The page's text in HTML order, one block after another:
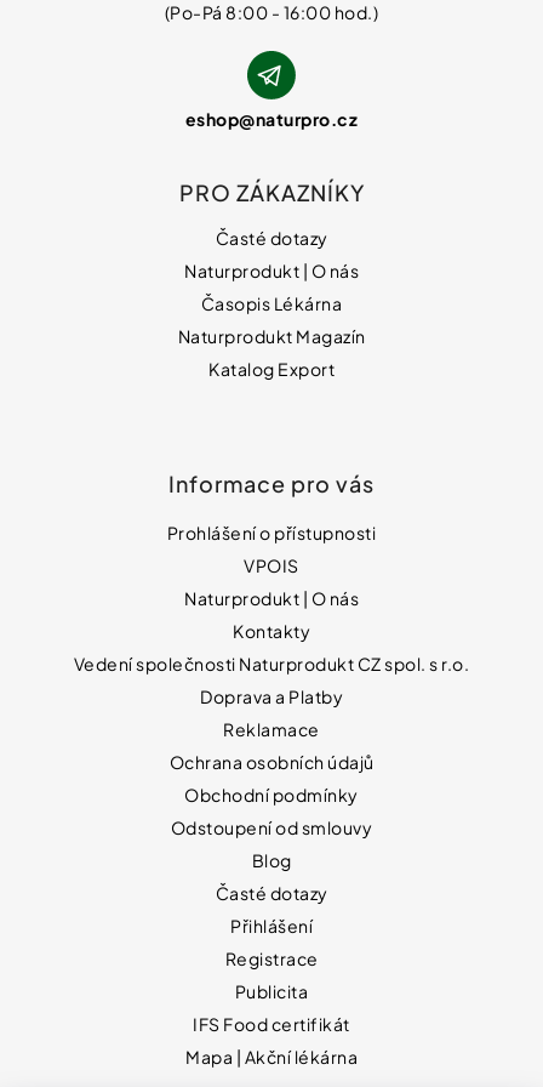
eshop@naturpro.cz
PRO ZÁKAZNÍKY
Časté dotazy
Naturprodukt | O nás
Časopis Lékárna
Naturprodukt Magazín
Katalog Export
Informace pro vás
Prohlášení o přístupnosti
VPOIS
Naturprodukt | O nás
Kontakty
Vedení společnosti Naturprodukt CZ spol. s r.o.
Doprava a Platby
Reklamace
Ochrana osobních údajů
Obchodní podmínky
Odstoupení od smlouvy
Blog
Časté dotazy
Přihlášení
Registrace
Publicita
IFS Food certifikát
Mapa | Akční lékárna